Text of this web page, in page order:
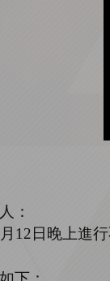
：
月 12日晚上進